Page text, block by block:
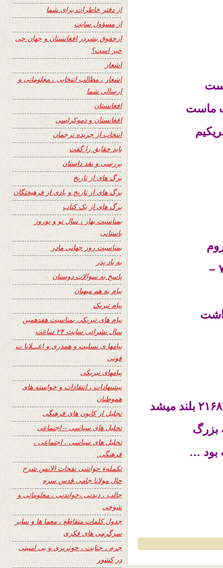
ماست
–
بلند میشد
بزرگ
بود …
از دفتر خاطرات برای شما
از مسؤول سایت
ازحقوق بشردر افغانستان و جهان چی
خبر است؟
اشعار
اشعار ، مطالب انتخابی ، معلوماتی و
ارسالی شما
افغانستان
افغانستان و دموکراسی
انتخاب از جریده ترجمان
باید حقایق را گفت
بررسی و نقد داستان
برگ های از تاریخ
برگ های از تاریخ و یادی از فرهیختگان
برگ های از یک کتاب
بمناسبت بهار ، سال نو و نوروز
باستانی
بمناسبت روز جهانی مادر
به یاد پدر
پاسخ به سوالات دوستان
پیام به هم میهنان
پیام تبریک
پیام های تبریکی بمناسبت هفدهمین
سال نشراتی سایت ۲۴ ساعت
پیامها ی تسلیت و همدری و اعـــلانا ت
فوتی
پیامهای تبریکی
پیشنهادات ، انتقادات و خواسته های
هموطنان
تجلیل از کانون های فرهنگی
تحلیل های سیاسی – اجتماعی
تحلیل های سیاسی ، اجتماعی ،
فرهنگی.
تکملهء حواشی نفحات الانس شرح
حال مولانا جامی قدس سره
جالب ، دیدنی ،خواندنی ، معلوماتی و
شوخی
جدول کلمات متقاطع ، معما ها و سایر
سرگرمی های فکری
جرم ، جنایت ، خونریزی و بی امنیتی
در کشور